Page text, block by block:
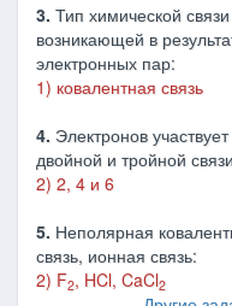
3. Тип химической
возникающей в
электронных пар:
1) ковалентная связь
4. Электронов
двойной и тройной
2) 2, 4 и 6
5. Неполярная
связь, ионная связь:
2) F2, HCl, CaCl2